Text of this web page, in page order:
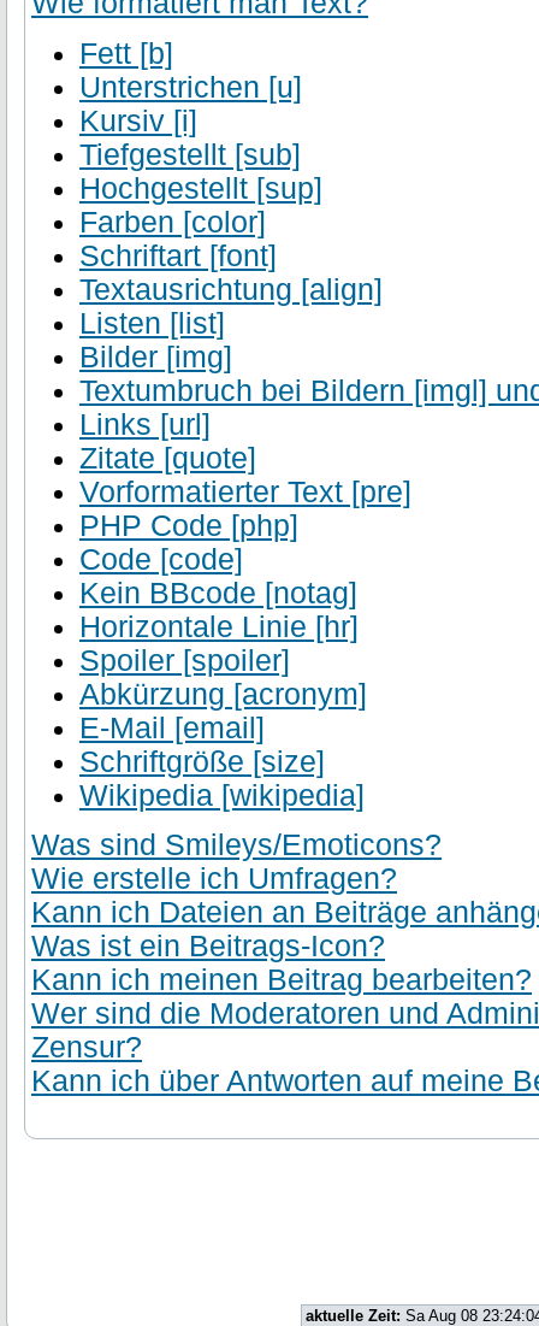
Fett [b]
Unterstrichen [u]
Kursiv [i]
Tiefgestellt [sub]
Hochgestellt [sup]
Farben [color]
Schriftart [font]
Textausrichtung [align]
Listen [list]
Bilder [img]
Textumbruch bei Bildern [imgl]
Links [url]
Zitate [quote]
Vorformatierter Text [pre]
PHP Code [php]
Code [code]
Kein BBcode [notag]
Horizontale Linie [hr]
Spoiler [spoiler]
Abkürzung [acronym]
E-Mail [email]
Schriftgröße [size]
Wikipedia [wikipedia]
Was sind Smileys/Emoticons?
Wie erstelle ich Umfragen?
Kann ich Dateien an Beiträge
Was ist ein Beitrags-Icon?
Kann ich meinen Beitrag bearbeiten?
Wer sind die Moderatoren und
Zensur?
Kann ich über Antworten auf meine
aktuelle Zeit: Sa Aug 08